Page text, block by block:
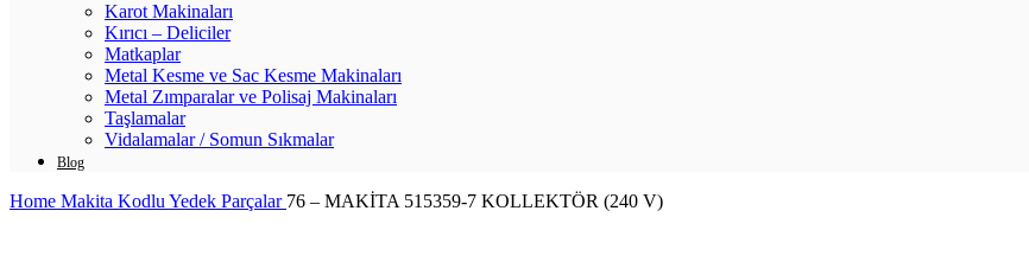
Karot Makinaları
Kırıcı – Deliciler
Matkaplar
Metal Kesme ve Sac Kesme Makinaları
Metal Zımparalar ve Polisaj Makinaları
Taşlamalar
Vidalamalar / Somun Sıkmalar
Blog
Home Makita Kodlu Yedek Parçalar 76 – MAKİTA 515359-7 KOLLEKTÖR (240 V)